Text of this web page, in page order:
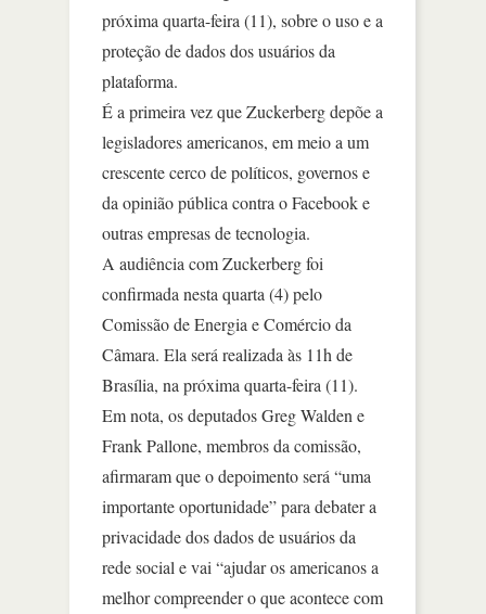
próxima quarta-feira (11), sobre o uso e a
proteção de dados dos usuários da
plataforma.
É a primeira vez que Zuckerberg depõe a
legisladores americanos, em meio a um
crescente cerco de políticos, governos e
da opinião pública contra o Facebook e
outras empresas de tecnologia.
A audiência com Zuckerberg foi
confirmada nesta quarta (4) pelo
Comissão de Energia e Comércio da
Câmara. Ela será realizada às 11h de
Brasília, na próxima quarta-feira (11).
Em nota, os deputados Greg Walden e
Frank Pallone, membros da comissão,
afirmaram que o depoimento será “uma
importante oportunidade” para debater a
privacidade dos dados de usuários da
rede social e vai “ajudar os americanos a
melhor compreender o que acontece com